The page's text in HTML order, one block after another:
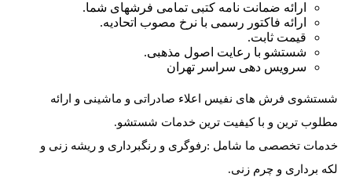
ارائه ضمانت نامه کتبی تمامی فرشهای شما.
ارائه فاکتور رسمی با نرخ مصوب اتحادیه.
قیمت ثابت.
شستشو با رعایت اصول مذهبی.
سرویس دهی سراسر تهران
شستشوی فرش های نفیس اعلاء صادراتی و ماشینی و ارائه
مطلوب ترین و با کیفیت ترین خدمات شستشو.
خدمات تخصصی ما شامل :رفوگری و رنگبرداری و ریشه زنی و
لکه برداری و چرم زنی.